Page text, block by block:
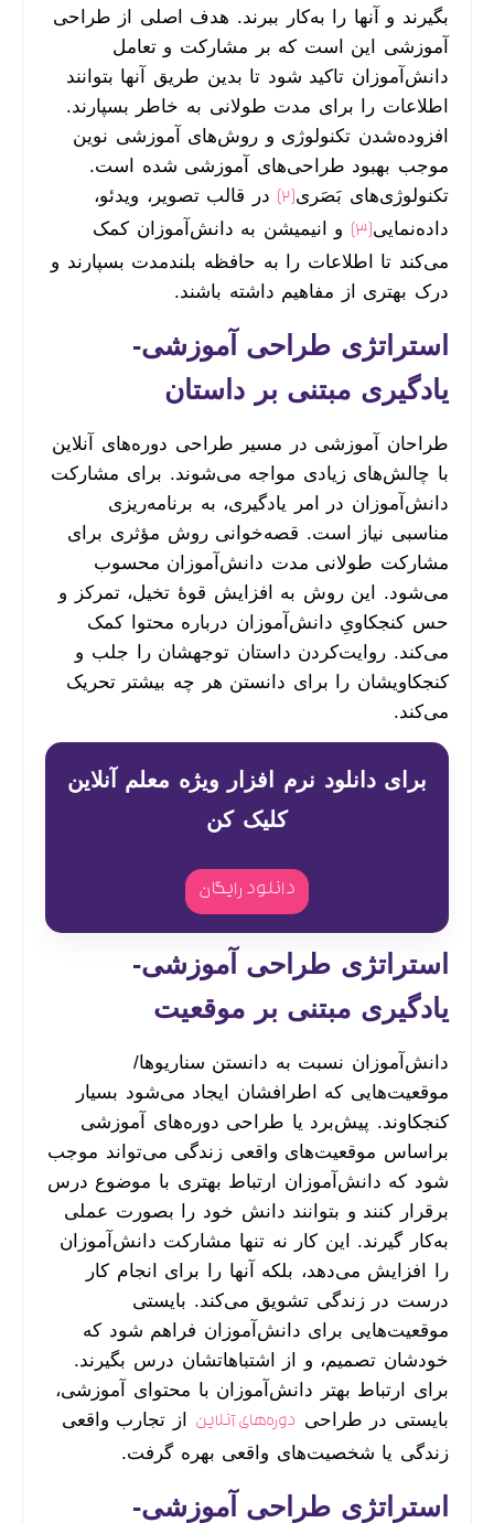
بگیرند و آنها را به‌کار ببرند. هدف اصلی از طراحی
آموزشی این است که بر مشارکت و تعامل
دانش‌آموزان تاکید شود تا بدین طریق آنها بتوانند
اطلاعات را برای مدت طولانی به خاطر بسپارند.
افزوده‌شدن تکنولوژی و روش‌های آموزشی نوین
موجب بهبود طراحی‌های آموزشی شده است.
تکنولوژی‌های بَصَری[2]
در قالب تصویر، ویدئو،
داده‌نمایی[3]
و انیمیشن به دانش‌آموزان کمک
می‌کند تا اطلاعات را به حافظه بلندمدت بسپارند و
درک بهتری از مفاهیم داشته باشند.
استراتژی طراحی آموزشی-
یادگیری مبتنی بر داستان
طراحان آموزشی در مسیر طراحی دوره‌های آنلاین
با چالش‌های زیادی مواجه می‌شوند. برای مشارکت
دانش‌آموزان در امر یادگیری، به برنامه‌ریزی
مناسبی نیاز است. قصه‌خوانی روش مؤثری برای
مشارکت طولانی مدت دانش‌آموزان محسوب
می‌شود. این روش به افزایش قوۀ تخیل، تمرکز و
حس کنجکاویِ دانش‌آموزان درباره محتوا کمک
می‌کند. روایت‌کردن داستان توجهشان را جلب و
کنجکاویشان را برای دانستن هر چه بیشتر تحریک
می‌کند.
برای دانلود نرم افزار ویژه معلم آنلاین
کلیک کن
دانلود رایگان
استراتژی طراحی آموزشی-
یادگیری مبتنی بر موقعیت
دانش‌آموزان نسبت به دانستن سناریوها/
موقعیت‌هایی که اطرافشان ایجاد می‌شود بسیار
کنجکاوند. پیش‌برد یا طراحی دوره‌های آموزشی
براساس موقعیت‌های واقعی زندگی می‌تواند موجب
شود که دانش‌آموزان ارتباط بهتری با موضوع درس
برقرار کنند و بتوانند دانش خود را بصورت عملی
به‌کار گیرند. این کار نه تنها مشارکت دانش‌آموزان
را افزایش می‌دهد، بلکه آنها را برای انجام کار
درست در زندگی تشویق می‌کند. بایستی
موقعیت‌هایی برای دانش‌آموزان فراهم شود که
خودشان تصمیم، و از اشتباهاتشان درس بگیرند.
برای ارتباط بهتر دانش‌آموزان با محتوای آموزشی،
بایستی در طراحی دوره‌های آنلاین از تجارب واقعی
زندگی یا شخصیت‌های واقعی بهره گرفت.
استراتژی طراحی آموزشی-